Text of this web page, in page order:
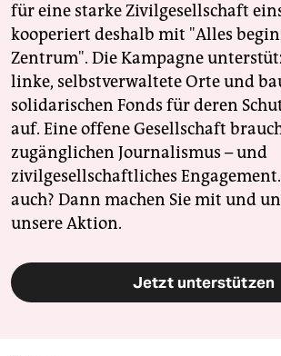
für eine starke Zivilgesellschaft
kooperiert deshalb mit "Alles
Zentrum". Die Kampagne
linke, selbstverwaltete Orte und
solidarischen Fonds für deren
auf. Eine offene Gesellschaft
zugänglichen Journalismus – und
zivilgesellschaftliches
auch? Dann machen Sie mit und
unsere Aktion.
Jetzt unterstützen